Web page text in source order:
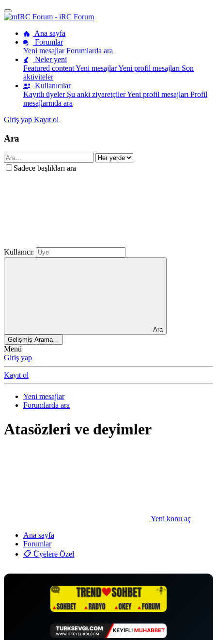
Ana sayfa
Forumlar
Yeni mesajlarForumlarda ara
Neler yeni
Featured contentYeni mesajlarYeni profil mesajları Son
aktiviteler
Kullanıcılar
Kayıtlı üyeler Şu anki ziyaretçilerYeni profil mesajları Profil
mesajlarında ara
Giriş yap Kayıt ol
Ara
Sadece başlıkları ara
Kullanıcı:
Ara
Gelişmiş Arama…
Menü
Giriş yap
Kayıt ol
Yeni mesajlar
Forumlarda ara
Atasözleri ve deyimler
Yeni konu aç
Ana sayfa
Forumlar
📋 Üyelere Özel